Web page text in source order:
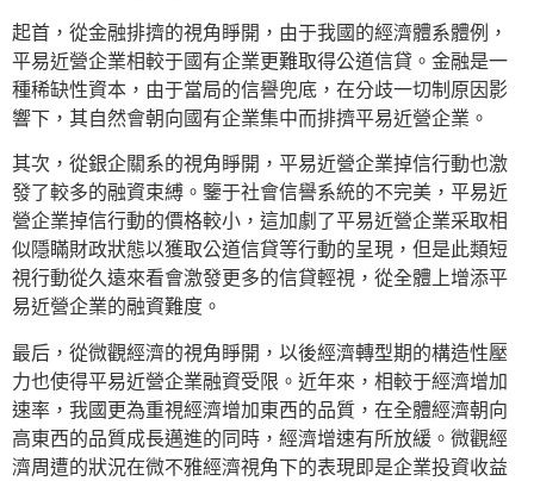
起首，從金融排擠的視角睜開，由于我國的經濟體系體例，
平易近營企業相較于國有企業更難取得公道信貸。金融是一
種稀缺性資本，由于當局的信譽兜底，在分歧一切制原因影
響下，其自然會朝向國有企業集中而排擠平易近營企業。
其次，從銀企關系的視角睜開，平易近營企業掉信行動也激
發了較多的融資束縛。鑒于社會信譽系統的不完美，平易近
營企業掉信行動的價格較小，這加劇了平易近營企業采取相
似隱瞞財政狀態以獲取公道信貸等行動的呈現，但是此類短
視行動從久遠來看會激發更多的信貸輕視，從全體上增添平
易近營企業的融資難度。
最后，從微觀經濟的視角睜開，以後經濟轉型期的構造性壓
力也使得平易近營企業融資受限。近年來，相較于經濟增加
速率，我國更為重視經濟增加東西的品質，在全體經濟朝向
高東西的品質成長邁進的同時，經濟增速有所放緩。微觀經
濟周遭的狀況在微不雅經濟視角下的表現即是企業投資收益